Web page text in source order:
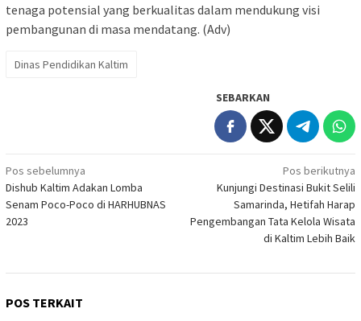
tenaga potensial yang berkualitas dalam mendukung visi
pembangunan di masa mendatang. (Adv)
Dinas Pendidikan Kaltim
SEBARKAN
Navigasi
pos
Pos sebelumnya
Dishub Kaltim Adakan Lomba
Senam Poco-Poco di HARHUBNAS
2023
Pos berikutnya
Kunjungi Destinasi Bukit Selili
Samarinda, Hetifah Harap
Pengembangan Tata Kelola Wisata
di Kaltim Lebih Baik
POS TERKAIT